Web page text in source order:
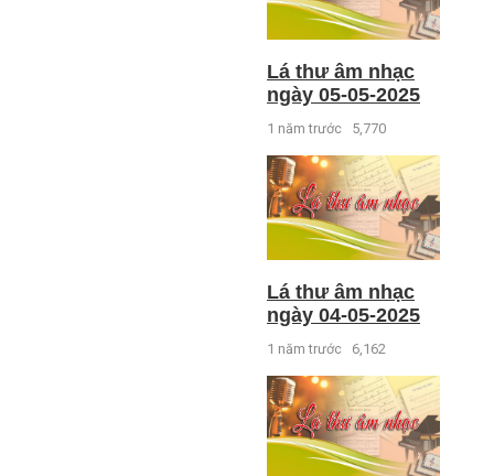
Lá thư âm nhạc
ngày 05-05-2025
1 năm trước 5,770
Lá thư âm nhạc
ngày 04-05-2025
1 năm trước 6,162